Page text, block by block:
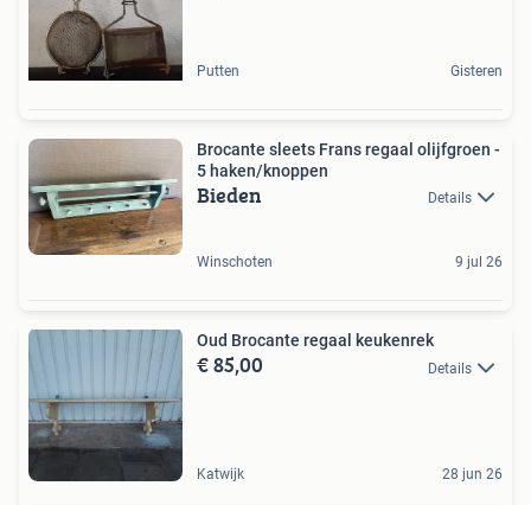
Putten Gisteren
Brocante sleets Frans regaal olijfgroen -
5 haken/knoppen
Bieden Details
Winschoten 9 jul 26
Oud Brocante regaal keukenrek
€ 85,00 Details
Katwijk 28 jun 26